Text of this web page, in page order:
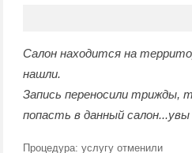
Салон находится на
нашли.
Запись переносили трижды,
попасть в данный салон...увы
Процедура: услугу отменили